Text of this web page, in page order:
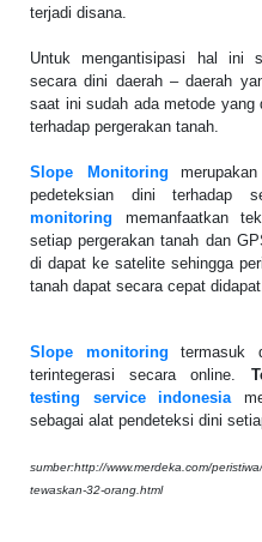
terjadi disana.
Untuk mengantisipasi hal ini
secara dini daerah – daerah
saat ini sudah ada metode yang
terhadap pergerakan tanah.
Slope Monitoring
pedeteksian dini terhadap
monitoring
memanfaatkan
setiap pergerakan tanah dan
di dapat ke satelite sehingga
tanah dapat secara cepat
Slope monitoring termasuk
terintegerasi secara online.
testing service indonesia
sebagai alat pendeteksi dini
sumber:http://www.merdeka.com/
tewaskan-32-orang.html